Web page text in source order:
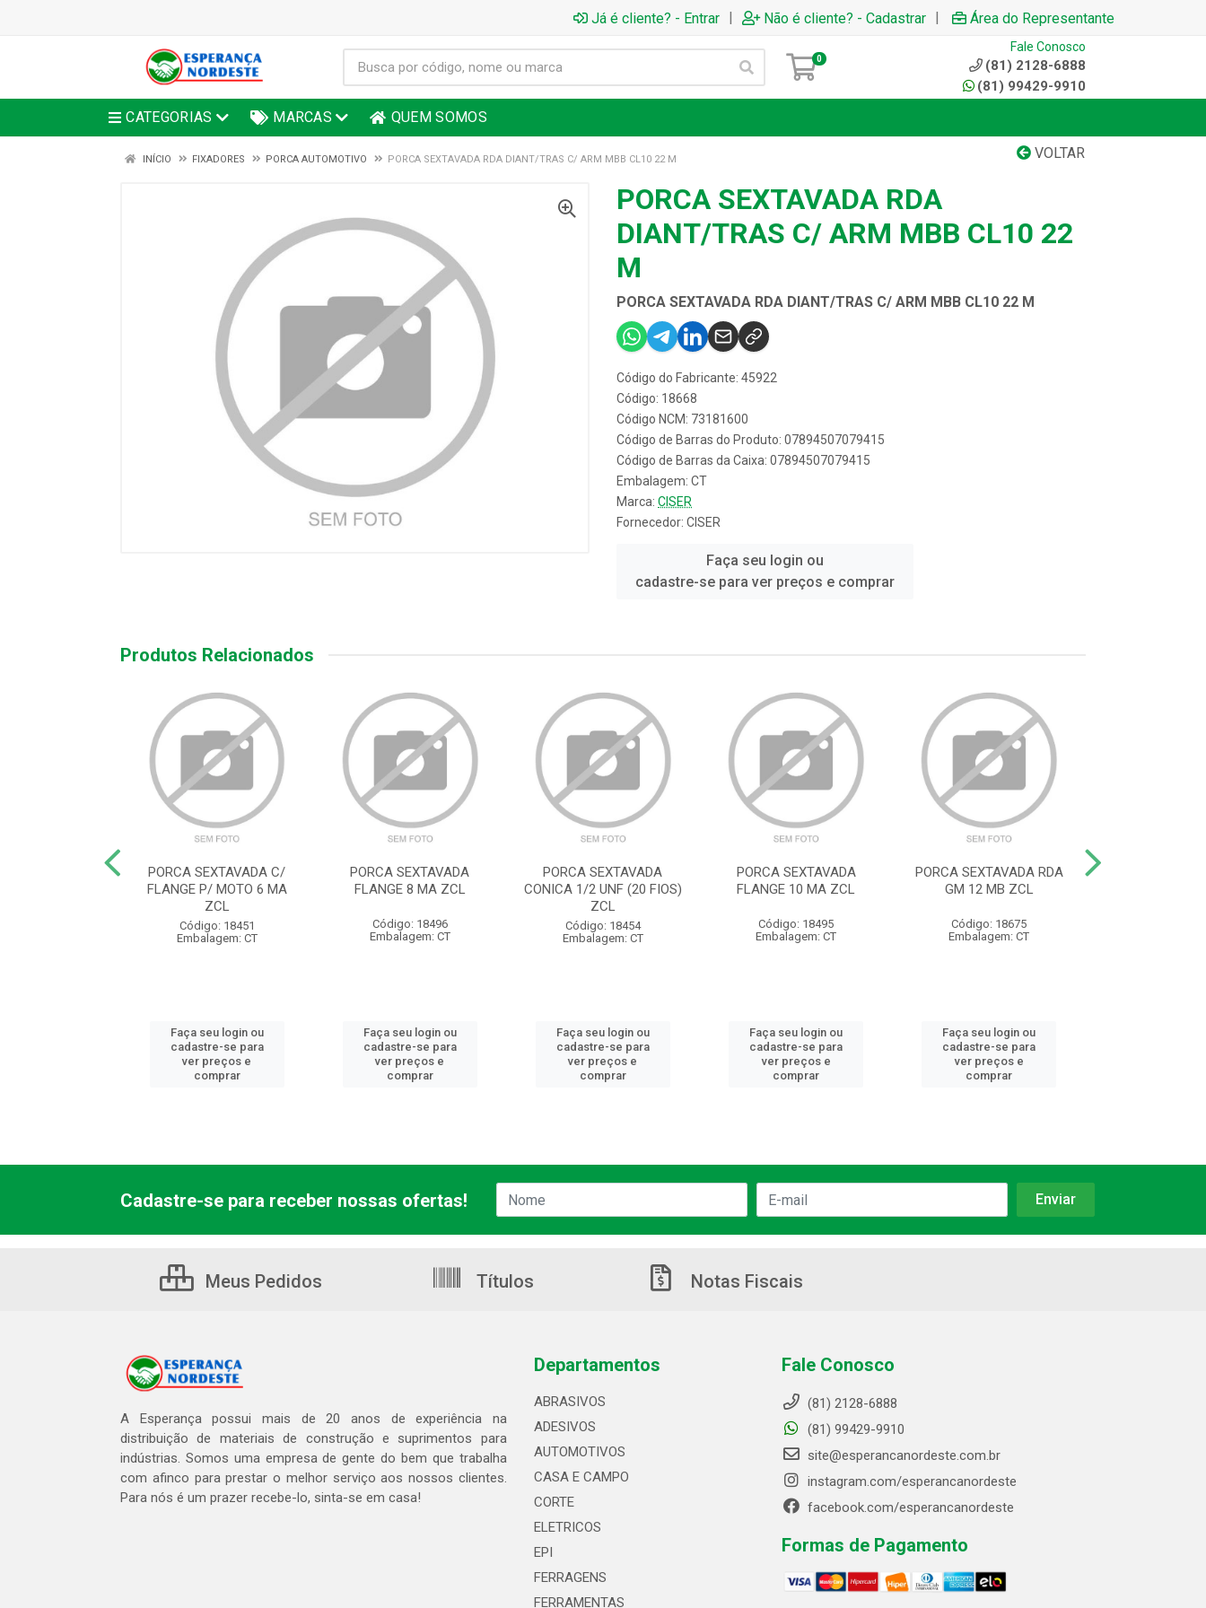
Já é cliente? - Entrar | Não é cliente? - Cadastrar | Área do Representante
0
Fale Conosco
(81) 2128-6888
(81) 99429-9910
CATEGORIAS MARCAS QUEM SOMOS
VOLTAR
INÍCIO FIXADORES PORCA AUTOMOTIVO PORCA SEXTAVADA RDA DIANT/TRAS C/ ARM MBB CL10 22 M
PORCA SEXTAVADA RDA
DIANT/TRAS C/ ARM MBB CL10 22
M
PORCA SEXTAVADA RDA DIANT/TRAS C/ ARM MBB CL10 22 M
Código do Fabricante: 45922
Código: 18668
Código NCM: 73181600
Código de Barras do Produto: 07894507079415
Código de Barras da Caixa: 07894507079415
Embalagem: CT
Marca: CISER
Fornecedor: CISER
Faça seu login ou
cadastre-se para ver preços e comprar
Produtos Relacionados
PORCA SEXTAVADA C/
FLANGE P/ MOTO 6 MA
ZCL
Código: 18451
Embalagem: CT
Faça seu login ou
cadastre-se para
ver preços e
comprar
PORCA SEXTAVADA
FLANGE 8 MA ZCL
Código: 18496
Embalagem: CT
Faça seu login ou
cadastre-se para
ver preços e
comprar
PORCA SEXTAVADA
CONICA 1/2 UNF (20 FIOS)
ZCL
Código: 18454
Embalagem: CT
Faça seu login ou
cadastre-se para
ver preços e
comprar
PORCA SEXTAVADA
FLANGE 10 MA ZCL
Código: 18495
Embalagem: CT
Faça seu login ou
cadastre-se para
ver preços e
comprar
PORCA SEXTAVADA RDA
GM 12 MB ZCL
Código: 18675
Embalagem: CT
Faça seu login ou
cadastre-se para
ver preços e
comprar
Cadastre-se para receber nossas ofertas!
Meus Pedidos Títulos Notas Fiscais
A Esperança possui mais de 20 anos de experiência na
distribuição de materiais de construção e suprimentos para
indústrias. Somos uma empresa de gente do bem que trabalha
com afinco para prestar o melhor serviço aos nossos clientes.
Para nós é um prazer recebe-lo, sinta-se em casa!
Departamentos
ABRASIVOS
ADESIVOS
AUTOMOTIVOS
CASA E CAMPO
CORTE
ELETRICOS
EPI
FERRAGENS
FERRAMENTAS
Fale Conosco
(81) 2128-6888
(81) 99429-9910
site@esperancanordeste.com.br
instagram.com/esperancanordeste
facebook.com/esperancanordeste
Formas de Pagamento